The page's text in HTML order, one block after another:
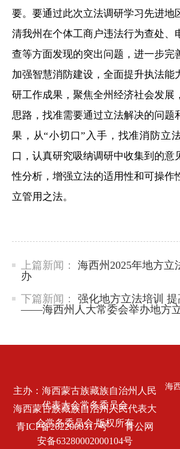
要。要通过此次立法调研学习先进地
清我州在个体工商户违法行为查处、
查等方面发现的突出问题，进一步完
加强智慧消防建设，全面提升执法能
研工作成果，聚焦全州经济社会发展
思路，找准需要通过立法解决的问题
果，从“小切口”入手，找准消防立
口，认真研究吸纳调研中收集到的意
性分析，增强立法的适用性和可操作
立管用之法。
上篇新闻：
海西州2025年地方立
办
下篇新闻：
强化地方立法培训
——海西州人大常委会举办地方
主办：海西蒙古族藏族自治州人民
代表大会常务委员会
海西蒙古族藏族自治州人民代表大
会常务委员会 版权所有
青ICP备2022000317号
青公网
安备63280002000104号
海